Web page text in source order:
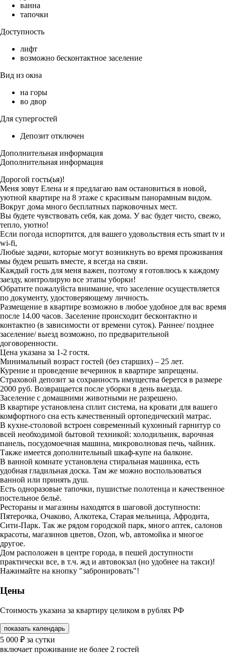
ванна
тапочки
Доступность
лифт
возможно бесконтактное заселение
Вид из окна
на горы
во двор
Для супергостей
Депозит отключен
Дополнительная информация
Дополнительная информация
Дорогой гость(ья)!
Меня зовут Елена и я предлагаю вам остановиться в новой,
уютной квартире на 8 этаже с красивым панорамным видом.
Вокруг дома много бесплатных парковочных мест.
Вы будете чувствовать себя, как дома. У вас будет чисто, свежо,
тепло, уютно!
Если погода испортится, для вашего удовольствия есть smart tv и
wi-fi,
Любые задачи, которые могут возникнуть во время проживания
мы будем решать вместе, я всегда на связи.
Каждый гость для меня важен, поэтому я готовлюсь к каждому
заезду, контролирую все этапы уборки!
Обратите пожалуйста внимание, что заселение осуществляется
по документу, удостоверяющему личность.
Размещение в квартире возможно в любое удобное для вас время
после 14.00 часов. Заселение происходит бесконтактно и
контактно (в зависимости от времени суток). Раннее/ позднее
заселение/ выезд возможно, по предварительной
договоренности.
Цена указана за 1-2 гостя.
Минимальный возраст гостей (без старших) – 25 лет.
Курение и проведение вечеринок в квартире запрещены.
Страховой депозит за сохранность имущества берется в размере
2000 руб. Возвращается после уборки в день выезда.
Заселение с домашними животными не разрешено.
В квартире установлена сплит система, на кровати для вашего
комфортного сна есть качественный ортопедический матрас.
В кухне-столовой встроен современный кухонный гарнитур со
всей необходимой бытовой техникой: холодильник, варочная
панель, посудомоечная машина, микроволновая печь, чайник.
Также имеется дополнительный шкаф-купе на балконе.
В ванной комнате установлена стиральная машинка, есть
удобная гладильная доска. Там же можно воспользоваться
ванной или принять душ.
Есть одноразовые тапочки, пушистые полотенца и качественное
постельное бельё.
Рестораны и магазины находятся в шаговой доступности:
Пятерочка, Очаково, Алкотека, Старая мельница, Афродита,
Сити-Парк. Так же рядом городской парк, много аптек, салонов
красоты, магазинов цветов, Ozon, wb, автомойка и многое
другое.
Дом расположен в центре города, в пешей доступности
практически все, в т.ч. жд и автовокзал (но удобнее на такси)!
Нажимайте на кнопку "забронировать"!
Цены
Стоимость указана за квартиру целиком в рублях РФ
показать календарь
5 000 ₽ за сутки
включает проживание не более 2 гостей